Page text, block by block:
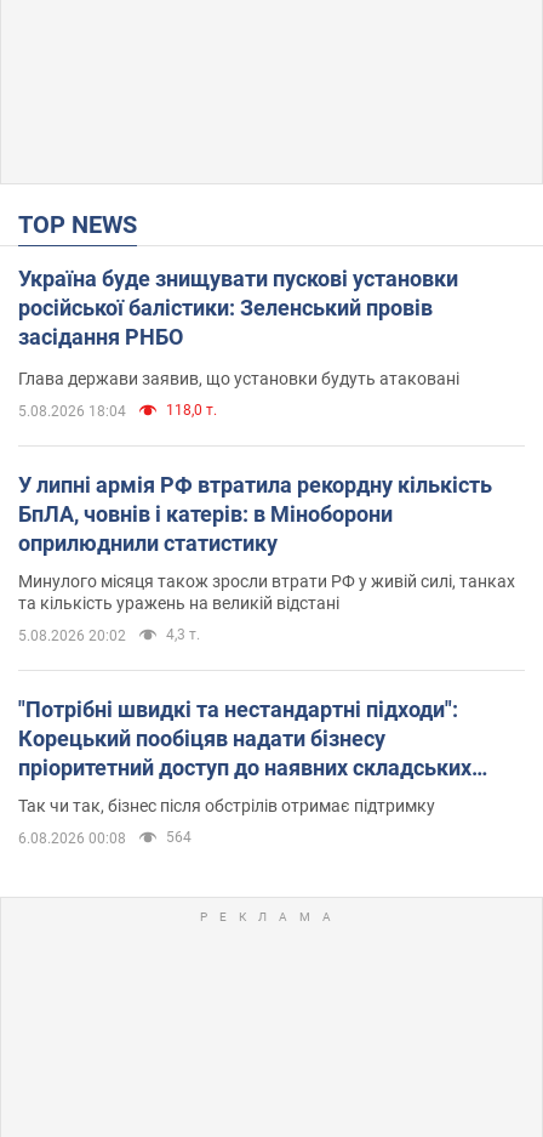
TOP NEWS
Україна буде знищувати пускові установки
російської балістики: Зеленський провів
засідання РНБО
Глава держави заявив, що установки будуть атаковані
5.08.2026 18:04 118,0 т.
У липні армія РФ втратила рекордну кількість
БпЛА, човнів і катерів: в Міноборони
оприлюднили статистику
Минулого місяця також зросли втрати РФ у живій силі, танках
та кількість уражень на великій відстані
5.08.2026 20:02 4,3 т.
"Потрібні швидкі та нестандартні підходи":
Корецький пообіцяв надати бізнесу
пріоритетний доступ до наявних складських
приміщень
Так чи так, бізнес після обстрілів отримає підтримку
6.08.2026 00:08 564